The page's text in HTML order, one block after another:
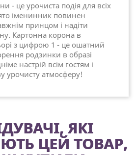
- це урочиста подія для всіх
іменинник повинен
принцом і надіти
Картонна корона в
з цифрою 1 - це ошатний
родзинки в образі
настрій всім гостям і
урочисту атмосферу!
ЯКІ
ЦЕЙ ТОВАР,